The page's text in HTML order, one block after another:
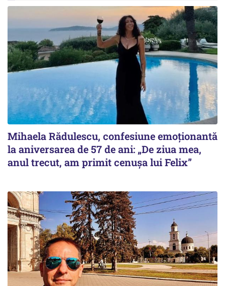
Mihaela Rădulescu, confesiune emoționantă
la aniversarea de 57 de ani: „De ziua mea,
anul trecut, am primit cenușa lui Felix”